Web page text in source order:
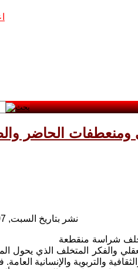
ومنعطفات الحاضر
نشر بتاريخ السبت, 07 آذار/مارس 2015 13:16
شراسة منقطعة
والفكر المتخلف الذي
والتربوية والإنسانية